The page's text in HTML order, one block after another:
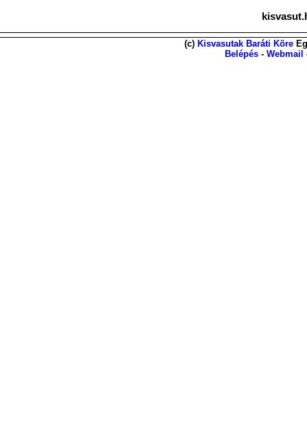
(c) Kisvasutak Baráti Köre
Belépés - Webmail